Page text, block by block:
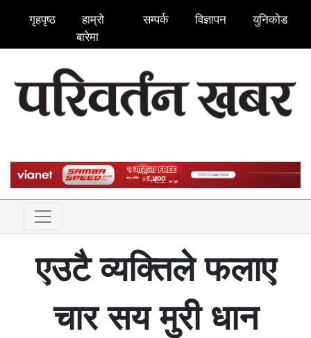
गृहपृष्ठ
हाम्रो
बारेमा
सम्पर्क विज्ञापन युनिकोड
एउटै व्यक्तिले फलाए
चार सय मुरी धान